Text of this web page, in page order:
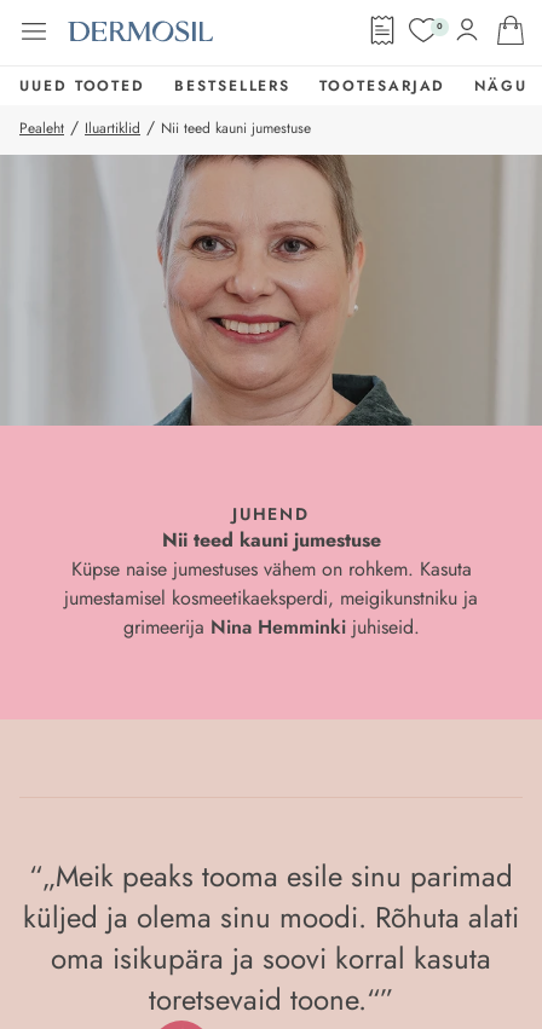
0
UUED TOOTED BESTSELLERS TOOTESARJAD
NÄGU
Pealeht / Iluartiklid / Nii teed kauni jumestuse
JUHEND
Nii teed kauni jumestuse
Küpse naise jumestuses vähem on rohkem. Kasuta
jumestamisel kosmeetikaeksperdi, meigikunstniku ja
grimeerija Nina Hemminkijuhiseid.
“„Meik peaks tooma esile sinu parimad
küljed ja olema sinu moodi. Rõhuta alati
oma isikupära ja soovi korral kasuta
toretsevaid toone.“”